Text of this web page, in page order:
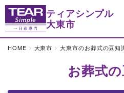
ティアシンプル
大東市
HOME 大東市 大東市のお葬式の豆知
お葬式